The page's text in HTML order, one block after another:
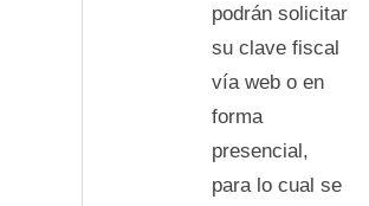
podrán solicitar
su clave fiscal
vía web o en
forma
presencial,
para lo cual se